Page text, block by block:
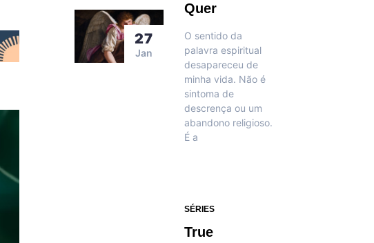
27
Jan
Quer
O sentido da
palavra espiritual
desapareceu de
minha vida. Não é
sintoma de
descrença ou um
abandono religioso.
É a
SÉRIES
True